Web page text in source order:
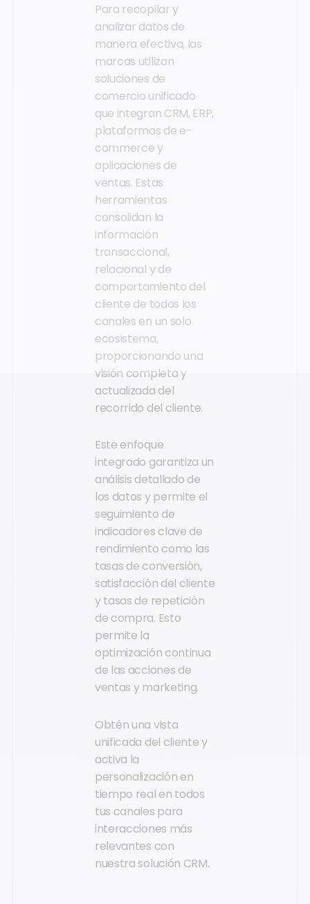
Para recopilar y
analizar datos de
manera efectiva, las
marcas utilizan
soluciones de
comercio unificado
que integran CRM, ERP,
plataformas de e-
commerce y
aplicaciones de
ventas. Estas
herramientas
consolidan la
información
transaccional,
relacional y de
comportamiento del
cliente de todos los
canales en un solo
ecosistema,
proporcionando una
visión completa y
actualizada del
recorrido del cliente.
Este enfoque
integrado garantiza un
análisis detallado de
los datos y permite el
seguimiento de
indicadores clave de
rendimiento como las
tasas de conversión,
satisfacción del cliente
y tasas de repetición
de compra. Esto
permite la
optimización continua
de las acciones de
ventas y marketing.
Obtén una vista
unificada del cliente y
activa la
personalización en
tiempo real en todos
tus canales para
interacciones más
relevantes con
nuestra solución CRM.